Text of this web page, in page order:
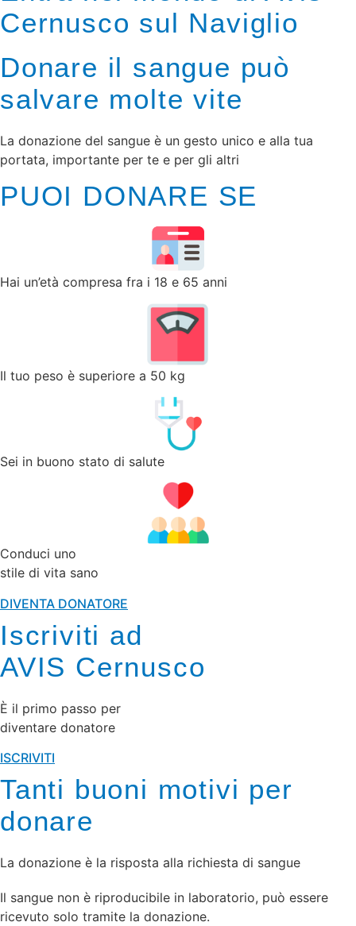
Cernusco sul Naviglio
Donare il sangue può
salvare molte vite
La donazione del sangue è un gesto unico e alla tua
portata, importante per te e per gli altri
PUOI DONARE SE
Hai un’età compresa fra i 18 e 65 anni
Il tuo peso è superiore a 50 kg
Sei in buono stato di salute
Conduci uno
stile di vita sano
DIVENTA DONATORE
Iscriviti ad
AVIS Cernusco
È il primo passo per
diventare donatore
ISCRIVITI
Tanti buoni motivi per
donare
La donazione è la risposta alla richiesta di sangue
Il sangue non è riproducibile in laboratorio, può essere
ricevuto solo tramite la donazione.